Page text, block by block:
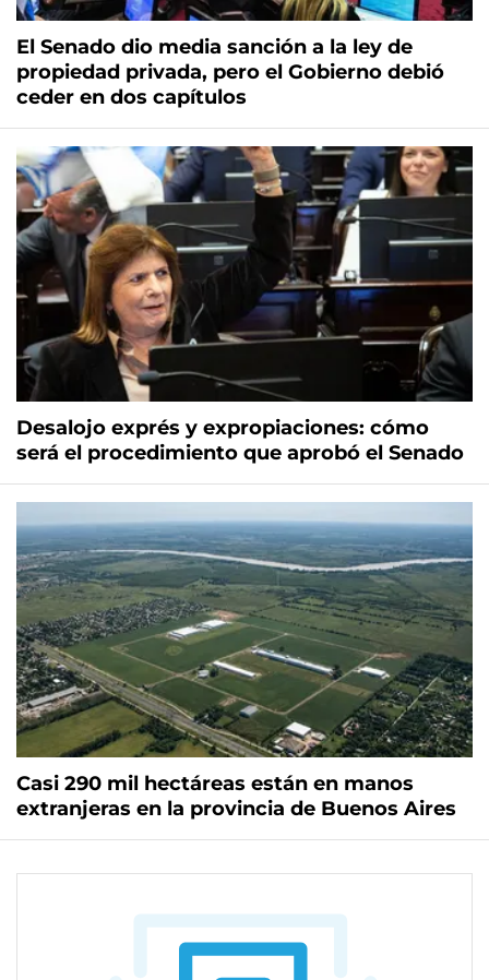
El Senado dio media sanción a la ley de
propiedad privada, pero el Gobierno debió
ceder en dos capítulos
Desalojo exprés y expropiaciones: cómo
será el procedimiento que aprobó el Senado
Casi 290 mil hectáreas están en manos
extranjeras en la provincia de Buenos Aires